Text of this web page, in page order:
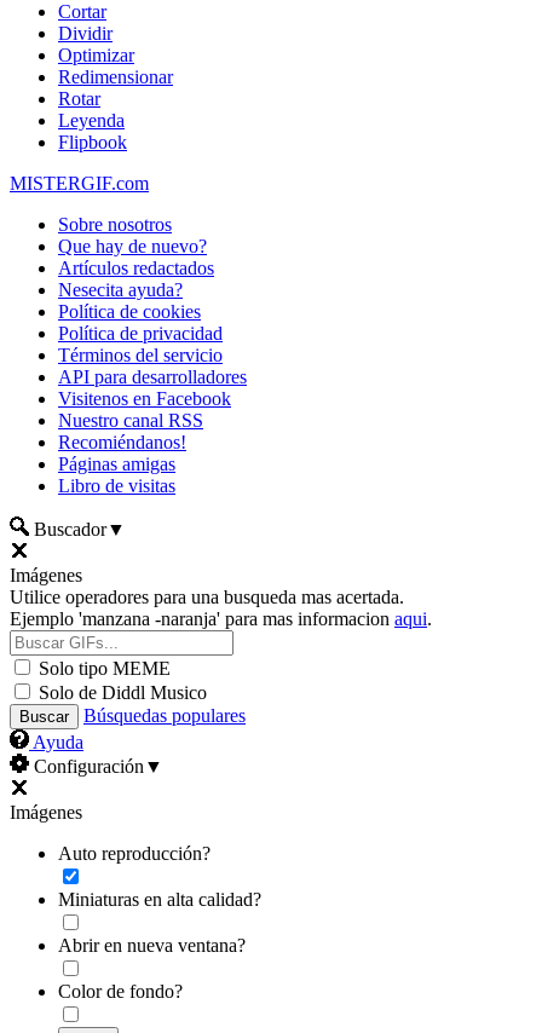
Cortar
Dividir
Optimizar
Redimensionar
Rotar
Leyenda
Flipbook
MISTERGIF.com
Sobre nosotros
Que hay de nuevo?
Artículos redactados
Nesecita ayuda?
Política de cookies
Política de privacidad
Términos del servicio
API para desarrolladores
Visitenos en Facebook
Nuestro canal RSS
Recomiéndanos!
Páginas amigas
Libro de visitas
Buscador▼
Imágenes
Utilice operadores para una busqueda mas acertada.
Ejemplo 'manzana -naranja' para mas informacion aqui.
Solo tipo MEME
Solo de Diddl Musico
Búsquedas populares
Ayuda
Configuración ▼
Imágenes
Auto reproducción?
Miniaturas en alta calidad?
Abrir en nueva ventana?
Color de fondo?